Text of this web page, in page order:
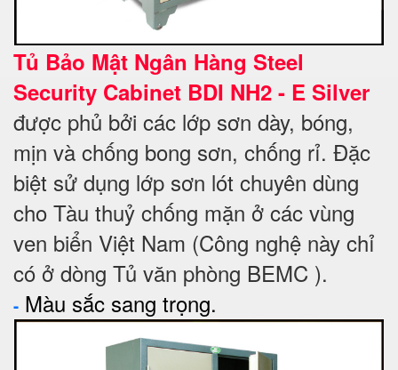
Tủ Bảo Mật Ngân Hàng Steel
Security Cabinet BDI NH2 - E Silver
được phủ bởi các lớp sơn dày, bóng,
mịn và chống bong sơn, chống rỉ. Đặc
biệt sử dụng lớp sơn lót chuyên dùng
cho Tàu thuỷ chống mặn ở các vùng
ven biển Việt Nam (Công nghệ này chỉ
có ở dòng Tủ văn phòng BEMC ).
- Màu sắc sang trọng.